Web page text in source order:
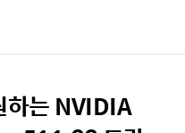
는 NVIDIA